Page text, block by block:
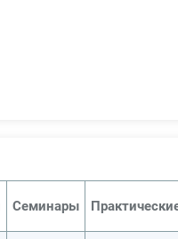
Семинары